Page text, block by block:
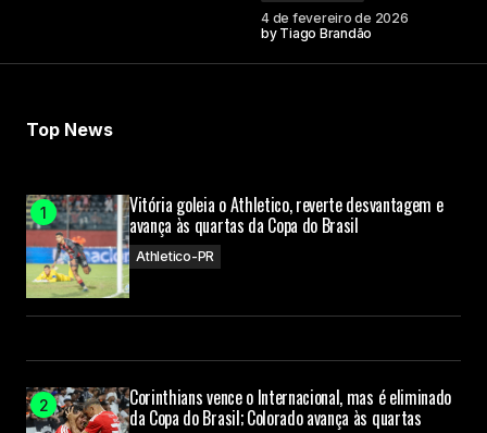
4 de fevereiro de 2026
by Tiago Brandão
Top News
Vitória goleia o Athletico, reverte desvantagem e
avança às quartas da Copa do Brasil
Athletico-PR
Corinthians vence o Internacional, mas é eliminado
da Copa do Brasil; Colorado avança às quartas